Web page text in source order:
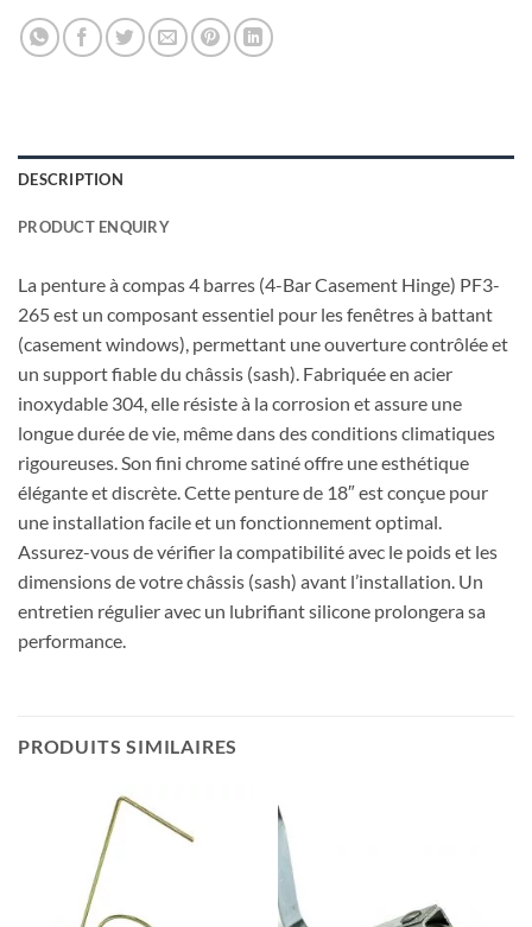
DESCRIPTION
PRODUCT ENQUIRY
La penture à compas 4 barres (4-Bar Casement Hinge) PF3-
265 est un composant essentiel pour les fenêtres à battant
(casement windows), permettant une ouverture contrôlée et
un support fiable du châssis (sash). Fabriquée en acier
inoxydable 304, elle résiste à la corrosion et assure une
longue durée de vie, même dans des conditions climatiques
rigoureuses. Son fini chrome satiné offre une esthétique
élégante et discrète. Cette penture de 18″ est conçue pour
une installation facile et un fonctionnement optimal.
Assurez-vous de vérifier la compatibilité avec le poids et les
dimensions de votre châssis (sash) avant l’installation. Un
entretien régulier avec un lubrifiant silicone prolongera sa
performance.
PRODUITS SIMILAIRES